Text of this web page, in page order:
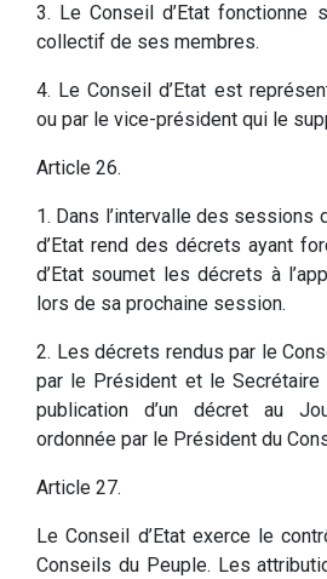
3. Le Conseil d’Etat fonctionne
collectif de ses membres.
4. Le Conseil d’Etat est
ou par le vice-président qui le
Article 26.
1. Dans l’intervalle des sessions
d’Etat rend des décrets ayant
d’Etat soumet les décrets à
lors de sa prochaine session.
2. Les décrets rendus par le
par le Président et le Secrétaire
publication d’un décret au
ordonnée par le Président du
Article 27.
Le Conseil d’Etat exerce le
Conseils du Peuple. Les